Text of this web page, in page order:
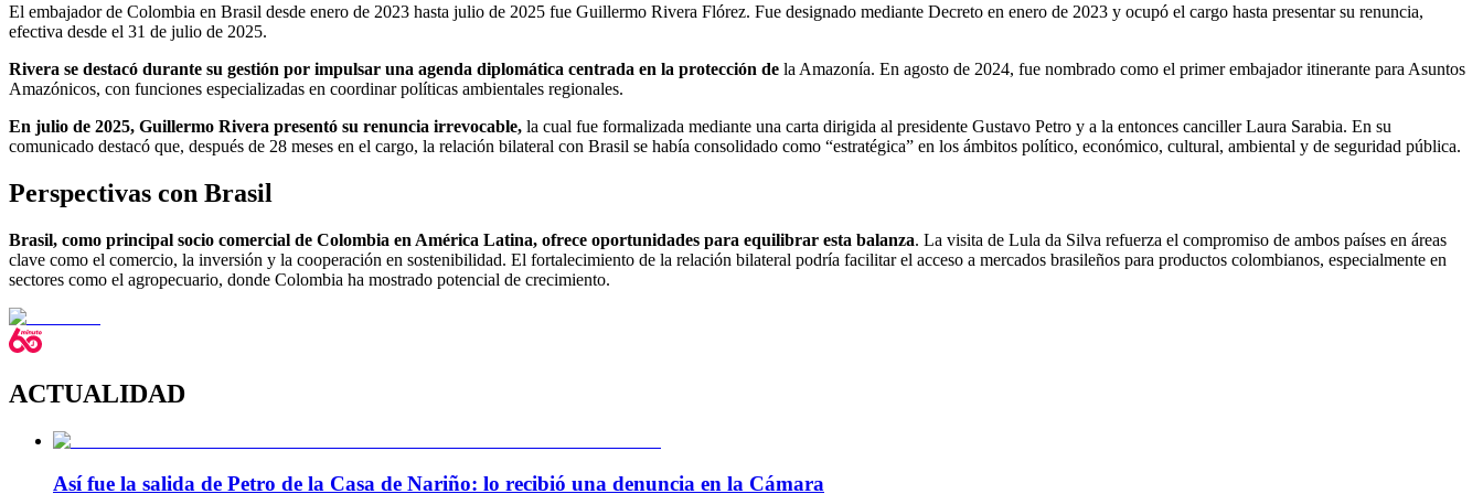
El embajador de Colombia en Brasil desde enero de 2023 hasta julio de 2025 fue Guillermo Rivera Flórez. Fue designado mediante Decreto en enero de 2023 y ocupó el cargo hasta presentar su renuncia,
efectiva desde el 31 de julio de 2025.
Rivera se destacó durante su gestión por impulsar una agenda diplomática centrada en la protección de la Amazonía. En agosto de 2024, fue nombrado como el primer embajador itinerante para Asuntos
Amazónicos, con funciones especializadas en coordinar políticas ambientales regionales.
En julio de 2025, Guillermo Rivera presentó su renuncia irrevocable, la cual fue formalizada mediante una carta dirigida al presidente Gustavo Petro y a la entonces canciller Laura Sarabia. En su
comunicado destacó que, después de 28 meses en el cargo, la relación bilateral con Brasil se había consolidado como “estratégica” en los ámbitos político, económico, cultural, ambiental y de seguridad pública.
Perspectivas con Brasil
Brasil, como principal socio comercial de Colombia en América Latina, ofrece oportunidades para equilibrar esta balanza. La visita de Lula da Silva refuerza el compromiso de ambos países en áreas
clave como el comercio, la inversión y la cooperación en sostenibilidad. El fortalecimiento de la relación bilateral podría facilitar el acceso a mercados brasileños para productos colombianos, especialmente en
sectores como el agropecuario, donde Colombia ha mostrado potencial de crecimiento.
ACTUALIDAD
Así fue la salida de Petro de la Casa de Nariño: lo recibió una denuncia en la Cámara